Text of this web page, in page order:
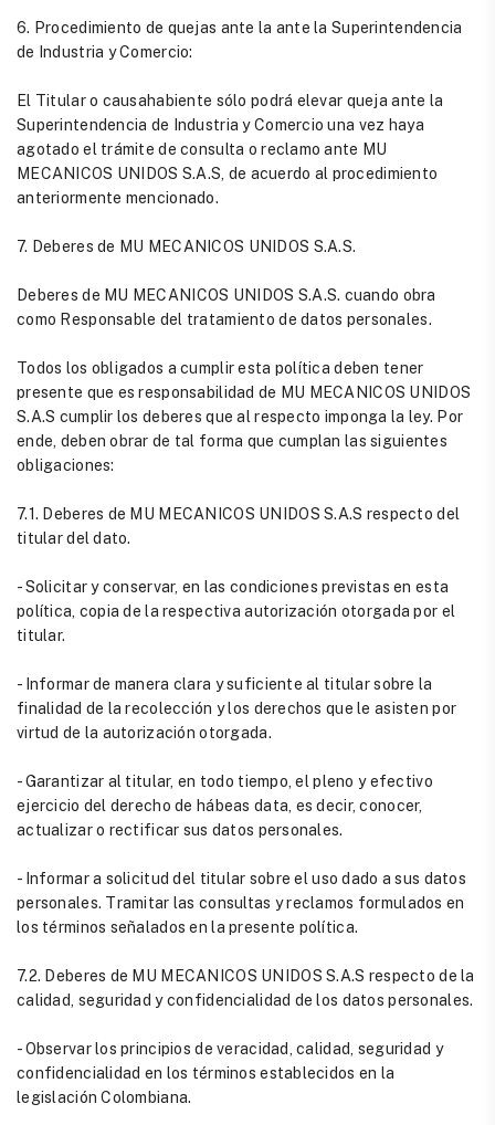
6. Procedimiento de quejas ante la ante la Superintendencia
de Industria y Comercio:
El Titular o causahabiente sólo podrá elevar queja ante la
Superintendencia de Industria y Comercio una vez haya
agotado el trámite de consulta o reclamo ante MU
MECANICOS UNIDOS S.A.S, de acuerdo al procedimiento
anteriormente mencionado.
7. Deberes de MU MECANICOS UNIDOS S.A.S.
Deberes de MU MECANICOS UNIDOS S.A.S. cuando obra
como Responsable del tratamiento de datos personales.
Todos los obligados a cumplir esta política deben tener
presente que es responsabilidad de MU MECANICOS UNIDOS
S.A.S cumplir los deberes que al respecto imponga la ley. Por
ende, deben obrar de tal forma que cumplan las siguientes
obligaciones:
7.1. Deberes de MU MECANICOS UNIDOS S.A.S respecto del
titular del dato.
- Solicitar y conservar, en las condiciones previstas en esta
política, copia de la respectiva autorización otorgada por el
titular.
- Informar de manera clara y suficiente al titular sobre la
finalidad de la recolección y los derechos que le asisten por
virtud de la autorización otorgada.
- Garantizar al titular, en todo tiempo, el pleno y efectivo
ejercicio del derecho de hábeas data, es decir, conocer,
actualizar o rectificar sus datos personales.
- Informar a solicitud del titular sobre el uso dado a sus datos
personales. Tramitar las consultas y reclamos formulados en
los términos señalados en la presente política.
7.2. Deberes de MU MECANICOS UNIDOS S.A.S respecto de la
calidad, seguridad y confidencialidad de los datos personales.
- Observar los principios de veracidad, calidad, seguridad y
confidencialidad en los términos establecidos en la
legislación Colombiana.